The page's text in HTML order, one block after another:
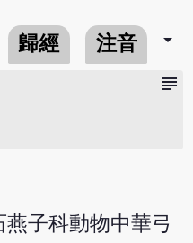
歸經 注音 arrow_drop_down
subject
子科動物中華弓